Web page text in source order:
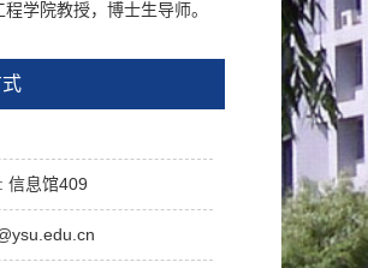
学院教授，博士生导师。
信息馆409